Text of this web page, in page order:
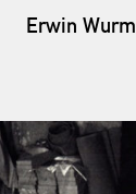
Erwin Wurm